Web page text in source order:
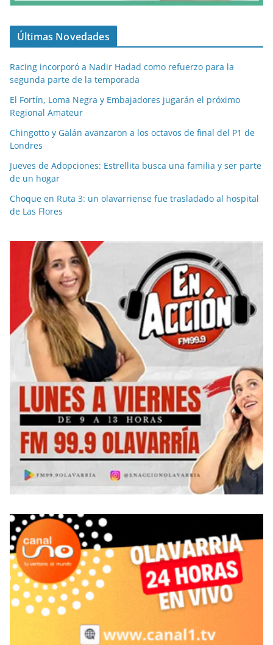
Últimas Novedades
Racing incorporó a Nadir Hadad como refuerzo para la
segunda parte de la temporada
El Fortín, Loma Negra y Embajadores jugarán el próximo
Regional Amateur
Chingotto y Galán avanzaron a los octavos de final del P1 de
Londres
Jueves de Adopciones: Estrellita busca una familia y ser parte
de un hogar
Choque en Ruta 3: un olavarriense fue trasladado al hospital
de Las Flores